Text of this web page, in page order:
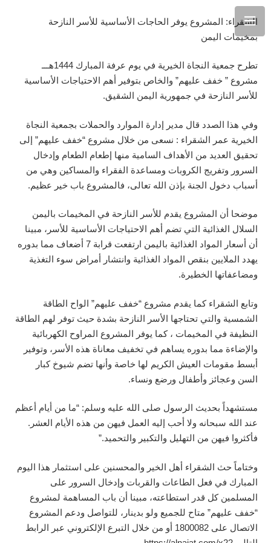
الشقراء: المشروع يوفر الحاجات الأساسية للأسر النازحة
بمخيمات اليمن
تطرح جمعية النجاة الخيرية في يوم عرفة المبارك 1444هـــ
مشروع ” خفف عليهم” والخاص بتوفير أهم الاحتياجات الأساسية
للأسر النازحة في جمهورية اليمن الشقيق.
وفي هذا الصدد قال مدير إدارة الموارد والحملات بجمعية النجاة
الخيرية عمر الشقراء : نسعى من خلال مشروع “خفف عليهم” إلى
تحقيق العديد من الأهداف السامية منها إطعام الطعام وإدخال
السرور وتفريج الكروبات ‏ومساعدة الفقراء والمساكين وهي من
أسباب دخول الجنة بإذن الله تعالى، فالمشروع باب خير عظيم.
موضحا أن المشروع يقدم للأسر النازحة في المخيمات باليمن
السلال الغذائية التي تضم أهم الاحتياجات الأساسية للأسر، مبينا
أن أسعار المواد الغذائية باليمن ارتفعت قرابة 7 أضعاف مما بدوره
يهدد الملايين بنقص المواد الغذائية وانتشار أمراض سوء التغذية
ومضاعفاتها الخطيرة.
وتابع الشقراء كما يقدم مشروع “خفف عليهم” الواح الطاقة
الشمسية والتي تحتاجها الأسر النازحة بشدة حيث توفر لهم الطاقة
النظيفة في المخيمات ، كما يوفر المشروع المراوح الكهربائية
والإضاءة مما بدوره يساهم في تخفيف معاناة هذه الأسر، وتوفير
أبسط مقومات العيش الكريم لها خاصة وأنها تضم شيوخ كبار
السن وعجائز وأطفال ورضع ونساء.
مستشهداً بحديث الرسول صلى الله عليه وسلم: “ما من أيام أعظم
عند الله سبحانه ولا أحب إليه العمل فيهن من هذه الأيام العشر.
فأكثروا فيهن من التهليل والتكبير والتحميد.”
وختاماً حث الشقراء أهل الخير والمحسنين على استثمار هذا اليوم
المبارك في فعل الطاعات والقربات وإدخال السرور على
المسلمين كل قدر استطاعته، مبينا أن باب المساهمة لمشروع
“خفف عليهم” متاح للجميع ولو بدينار، للتواصل ودعم المشروع
الاتصال على 1800082 أو من خلال التبرع الإلكتروني عبر الرابط